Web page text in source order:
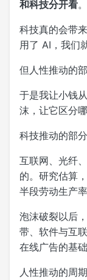
和科技分开看。
科技真的会带
用了 AI，我们
但人性推动的
于是我让小钱
沫，让它区分
科技推动的部分
互联网、光纤
的。研究估算
半段劳动生产
泡沫破裂以后
带、软件与互
在线广告的基础
人性推动的周期